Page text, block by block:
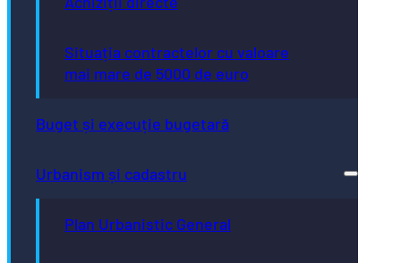
Situația contractelor cu valoare
mai mare de 5000 de euro
Buget și execuție bugetară
Urbanism și cadastru
Plan Urbanistic General